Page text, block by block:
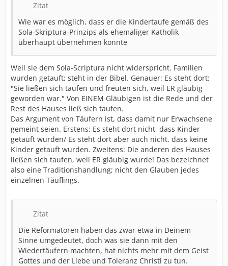
Zitat
Wie war es möglich, dass er die Kindertaufe gemäß des
Sola-Skriptura-Prinzips als ehemaliger Katholik
überhaupt übernehmen konnte
Weil sie dem Sola-Scriptura nicht widerspricht. Familien
wurden getauft; steht in der Bibel. Genauer: Es steht dort:
"Sie ließen sich taufen und freuten sich, weil ER gläubig
geworden war." Von EINEM Gläubigen ist die Rede und der
Rest des Hauses ließ sich taufen.
Das Argument von Täufern ist, dass damit nur Erwachsene
gemeint seien. Erstens: Es steht dort nicht, dass Kinder
getauft wurden/ Es steht dort aber auch nicht, dass keine
Kinder getauft wurden. Zweitens: Die anderen des Hauses
ließen sich taufen, weil ER gläubig wurde! Das bezeichnet
also eine Traditionshandlung; nicht den Glauben jedes
einzelnen Täuflings.
Zitat
Die Reformatoren haben das zwar etwa in Deinem
Sinne umgedeutet, doch was sie dann mit den
Wiedertäufern machten, hat nichts mehr mit dem Geist
Gottes und der Liebe und Toleranz Christi zu tun.